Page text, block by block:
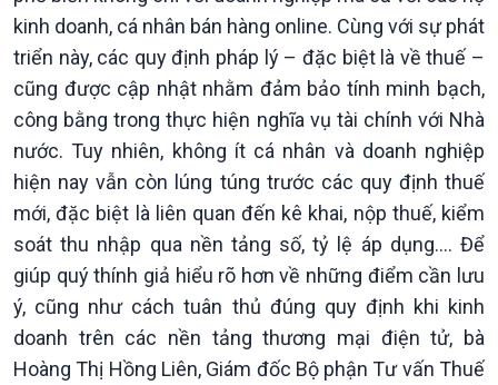
Quốc hội với cử tri
Xây dựng đảng
Đảng trong cuộc sống
Nhận diện sự thật
Pháp luật và đời sống
Hồ sơ sự kiện quốc tế
Thế giới & Việt Nam
Biên cương - Một dải vững
Kinh tế
Tin Kinh tế
Trước giờ mở cửa
Nông nghiệp & Biển đảo
Tin Nông nghiệp & Biển
đảo
kinh doanh, cá nhân bán hàng online. Cùng với sự phát
triển này, các quy định pháp lý – đặc biệt là về thuế –
cũng được cập nhật nhằm đảm bảo tính minh bạch,
công bằng trong thực hiện nghĩa vụ tài chính với Nhà
nước. Tuy nhiên, không ít cá nhân và doanh nghiệp
hiện nay vẫn còn lúng túng trước các quy định thuế
mới, đặc biệt là liên quan đến kê khai, nộp thuế, kiểm
soát thu nhập qua nền tảng số, tỷ lệ áp dụng.... Để
giúp quý thính giả hiểu rõ hơn về những điểm cần lưu
ý, cũng như cách tuân thủ đúng quy định khi kinh
doanh trên các nền tảng thương mại điện tử, bà
Hoàng Thị Hồng Liên, Giám đốc Bộ phận Tư vấn Thuế